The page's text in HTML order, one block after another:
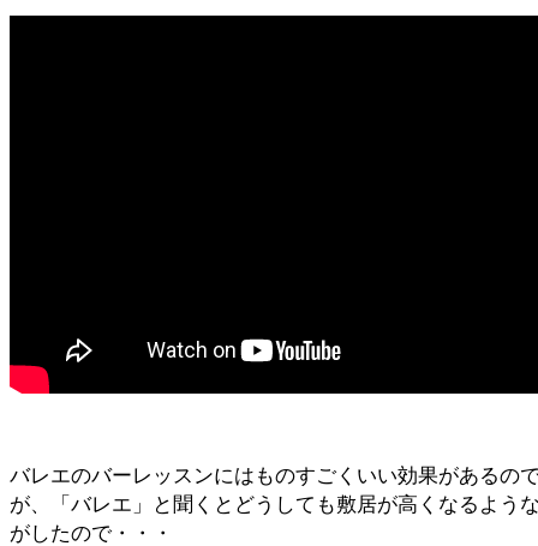
バレエのバーレッスンにはものすごくいい効果があるの
が、「バレエ」と聞くとどうしても敷居が高くなるよう
がしたので・・・